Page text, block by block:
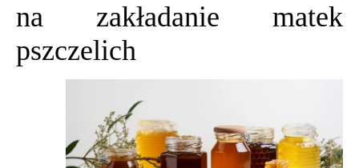
na zakładanie matek
pszczelich